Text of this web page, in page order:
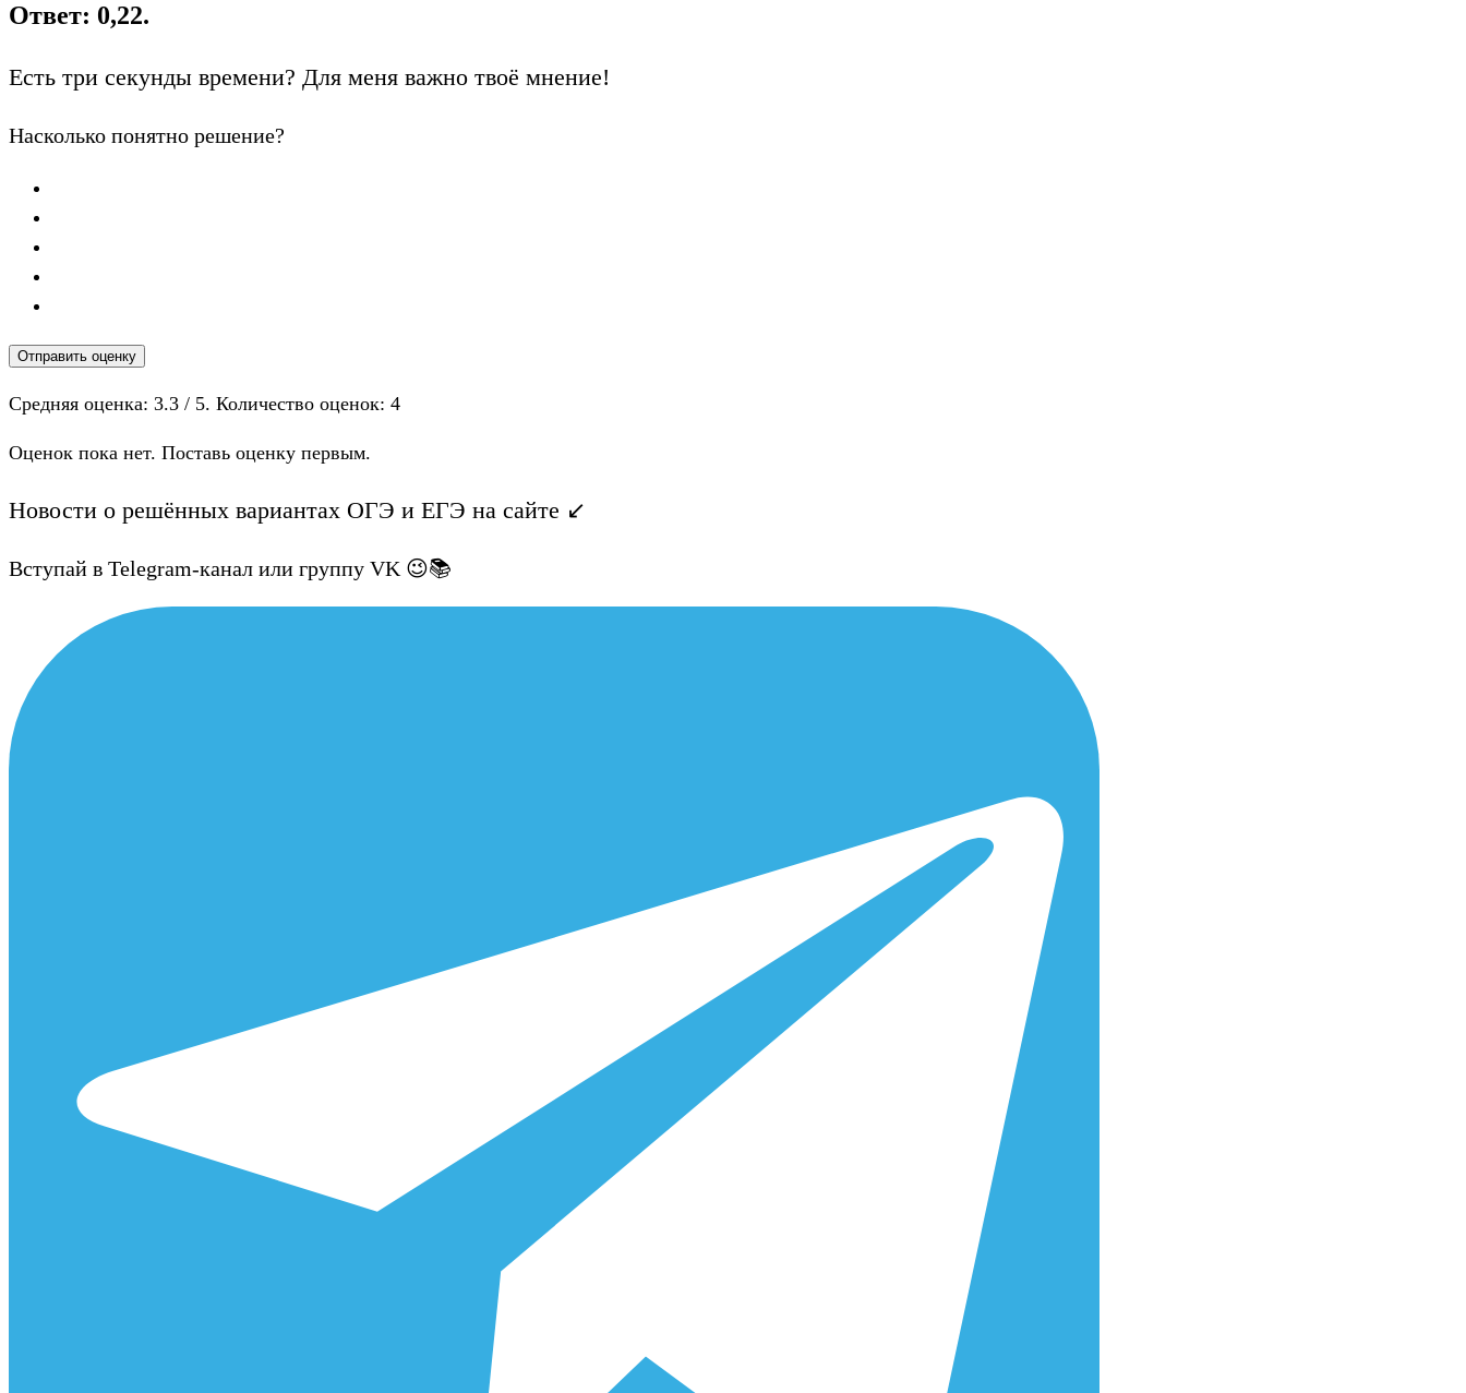
Ответ: 0,22.
Есть три секунды времени? Для меня важно твоё мнение!
Насколько понятно решение?
Отправить оценку
Средняя оценка: 3.3 / 5. Количество оценок: 4
Оценок пока нет. Поставь оценку первым.
Новости о решённых вариантах ОГЭ и ЕГЭ на сайте ↙️
Вступай в Telegram-канал или группу VK 😉📚